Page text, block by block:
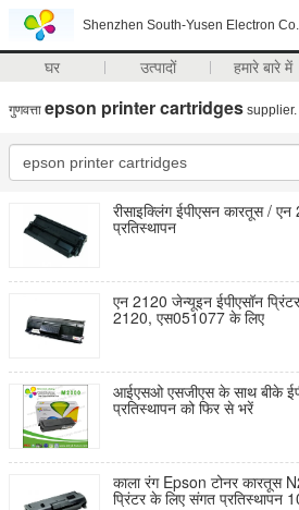
Shenzhen South-Yusen Electron
घर उत्पादों हमारे बारे में
गुणवत्ता epson printer cartridges supplier.
रीसाइक्लिंग ईपीएसन कारतूस / एन
प्रतिस्थापन
एन 2120 जेन्यूइन ईपीएसॉन
2120, एस051077 के लिए
आईएसओ एसजीएस के साथ बीके
प्रतिस्थापन को फिर से भरें
काला रंग Epson टोनर कारतूस
प्रिंटर के लिए संगत